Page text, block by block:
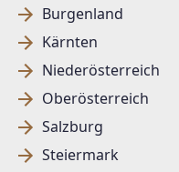
Burgenland
Kärnten
Niederösterreich
Oberösterreich
Salzburg
Steiermark